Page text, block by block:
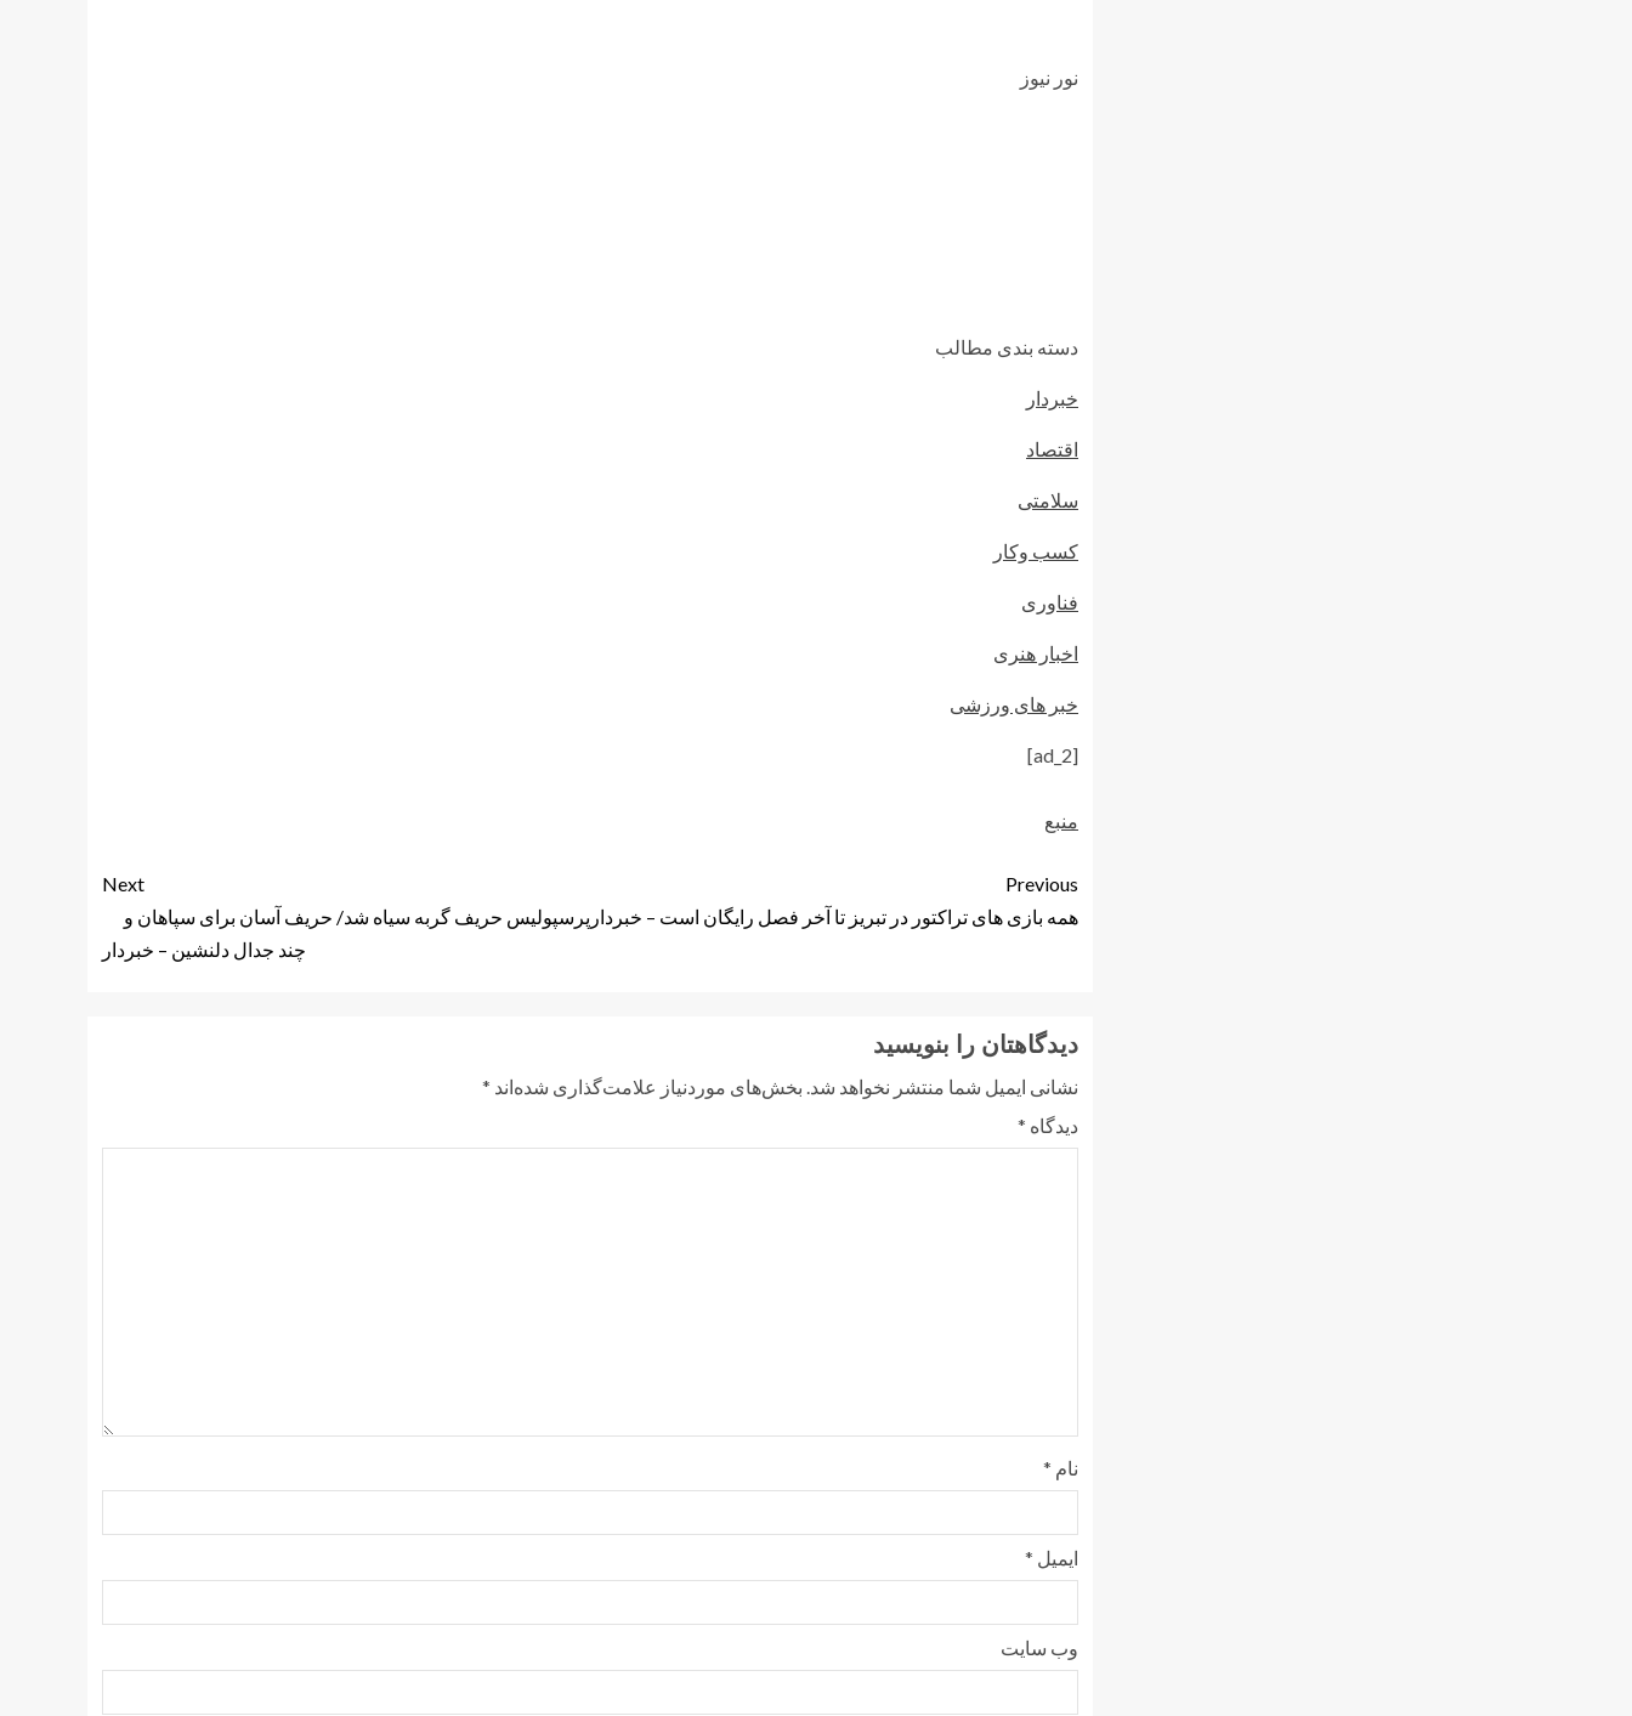
نور نیوز
دسته بندی مطالب
خبردار
اقتصاد
سلامتی
کسب وکار
فناوری
اخبار هنری
خبر های ورزشی
[ad_2]
منبع
Previous
همه بازی های تراکتور در تبریز تا آخر فصل رایگان است – خبردار
Next
پرسپولیس حریف گربه سیاه شد/ حریف آسان برای سپاهان و
چند جدال دلنشین – خبردار
دیدگاهتان را بنویسید
نشانی ایمیل شما منتشر نخواهد شد. بخش‌های موردنیاز علامت‌گذاری شده‌اند *
دیدگاه *
نام *
ایمیل *
وب‌ سایت